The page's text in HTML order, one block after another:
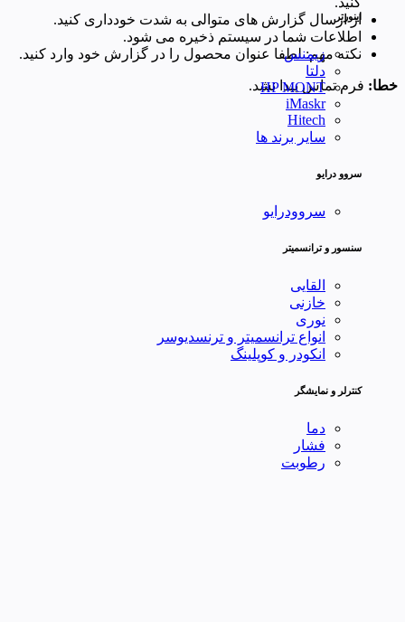
اینورتر
زیمنس
دلتا
HP MONT
iMaskr
Hitech
سایر برند ها
سروو درایو
سروودرایو
سنسور و ترانسمیتر
القایی
خازنی
نوری
انواع ترانسمیتر و ترنسدیوسر
انکودر و کوپلینگ
کنترلر و نمایشگر
دما
فشار
رطوبت
از ارسال گزارش های متوالی به شدت خودداری کنید.
اطلاعات شما در سیستم ذخیره می شود.
نکته مهم: لطفا عنوان محصول را در گزارش خود وارد کنید.
خطا: فرم تماس پیدا نشد.